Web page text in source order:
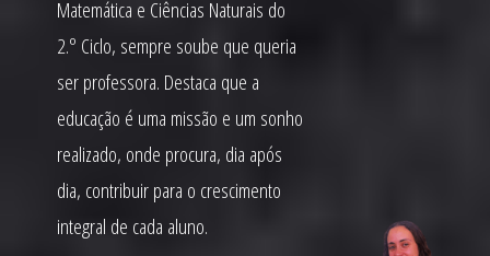
Matemática e Ciências Naturais do
2.º Ciclo, sempre soube que queria
ser professora. Destaca que a
educação é uma missão e um sonho
realizado, onde procura, dia após
dia, contribuir para o crescimento
integral de cada aluno.